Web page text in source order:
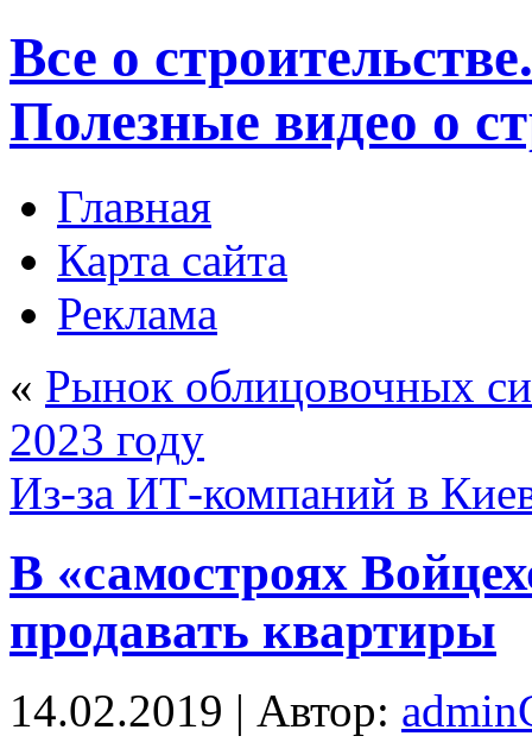
Все о
Полезные видео о
Главная
Карта сайта
Реклама
« Рынок облицовочных
2023 году
Из-за ИТ-компаний в
В «самостроях
продавать квартиры
14.02.2019 | Автор: